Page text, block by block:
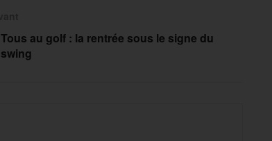
Tous au golf : la rentrée sous le signe du
swing